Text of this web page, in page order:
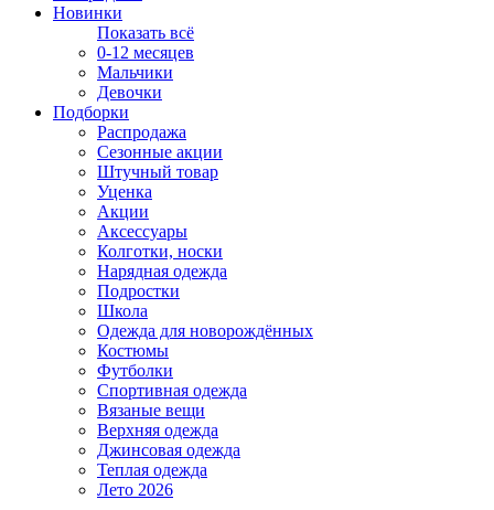
Новинки
Показать всё
0-12 месяцев
Мальчики
Девочки
Подборки
Распродажа
Сезонные акции
Штучный товар
Уценка
Акции
Аксессуары
Колготки, носки
Нарядная одежда
Подростки
Школа
Одежда для новорождённых
Костюмы
Футболки
Спортивная одежда
Вязаные вещи
Верхняя одежда
Джинсовая одежда
Теплая одежда
Лето 2026